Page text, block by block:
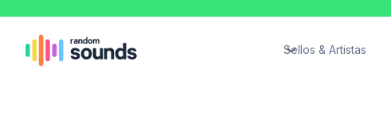
Sellos & Artistas